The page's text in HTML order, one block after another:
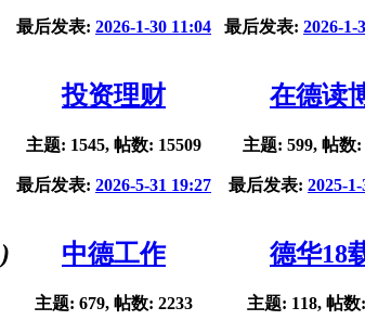
最后发表: 2026-1-30 11:04 最后发表: 2026-1-
投资理财
主题: 1545, 帖数: 15509
最后发表: 2026-5-31 19:27
在德读
主题: 599, 帖数:
最后发表: 2025-
) 中德工作
主题: 679, 帖数: 2233
德华18
主题: 118, 帖数